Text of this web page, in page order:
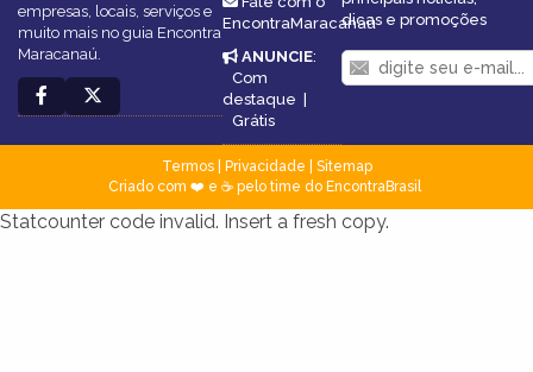
empresas, locais, serviços e
muito mais no guia Encontra
Maracanaú.
EncontraMaracanaú
ANUNCIE:
Com
destaque |
Grátis
dicas e promoções
Termos| Privacidade
Sitemap
Criado com ❤️ e ☕ pelo time do EncontraBrasil
Statcounter code invalid. Insert a fresh copy.